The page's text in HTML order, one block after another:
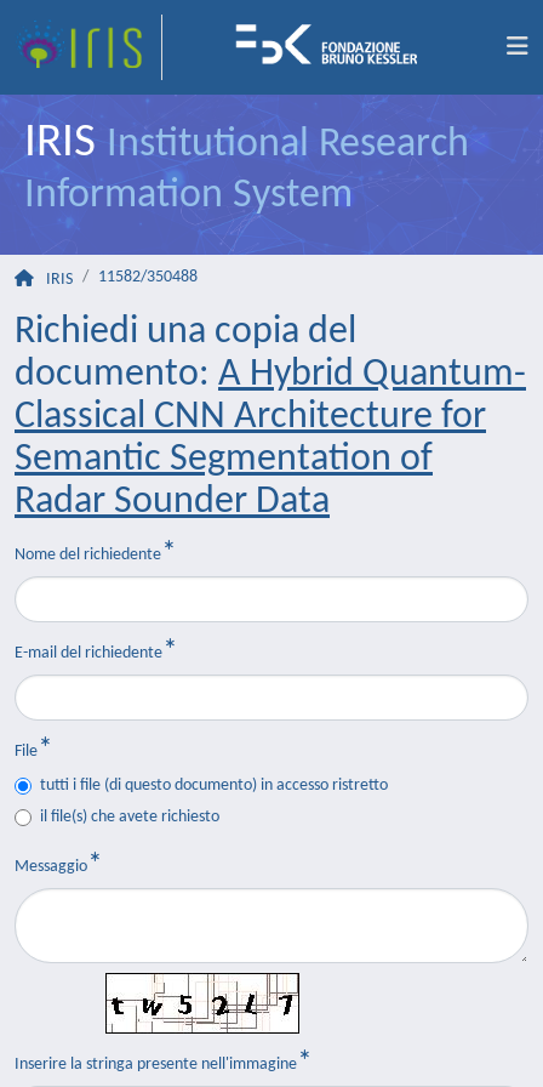
IRIS Institutional Research
Information System
IRIS 11582/350488
Richiedi una copia del
documento: A Hybrid Quantum-
Classical CNN Architecture for
Semantic Segmentation of
Radar Sounder Data
Nome del richiedente
E-mail del richiedente
File
tutti i file (di questo documento) in accesso ristretto
il file(s) che avete richiesto
Messaggio
Inserire la stringa presente nell'immagine